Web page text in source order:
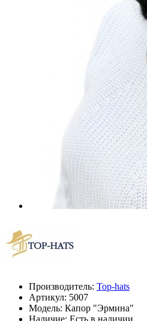
Производитель: Top-hats
Артикул: 5007
Модель: Капор "Эрмина"
Наличие: Есть в наличии